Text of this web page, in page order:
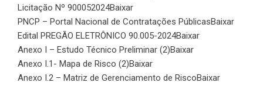
Licitação Nº 900052024Baixar
PNCP – Portal Nacional de Contratações PúblicasBaixar
Edital PREGÃO ELETRÔNICO 90.005-2024Baixar
Anexo I – Estudo Técnico Preliminar (2)Baixar
Anexo I.1- Mapa de Risco (2)Baixar
Anexo I.2 – Matriz de Gerenciamento de RiscoBaixar